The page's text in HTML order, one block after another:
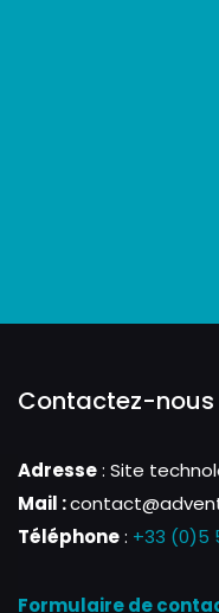
Contactez-nous
Adresse: Site
Mail :
Téléphone: +33 (0)5
Formulaire de